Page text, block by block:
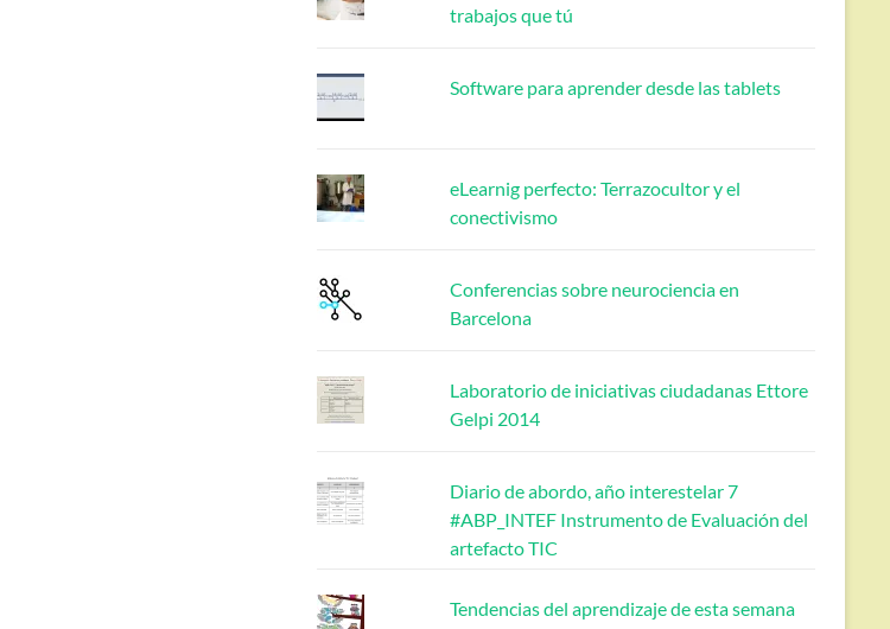
trabajos que tú
Software para aprender desde las tablets
eLearnig perfecto: Terrazocultor y el
conectivismo
Conferencias sobre neurociencia en
Barcelona
Laboratorio de iniciativas ciudadanas Ettore
Gelpi 2014
Diario de abordo, año interestelar 7
#ABP_INTEF Instrumento de Evaluación del
artefacto TIC
Tendencias del aprendizaje de esta semana